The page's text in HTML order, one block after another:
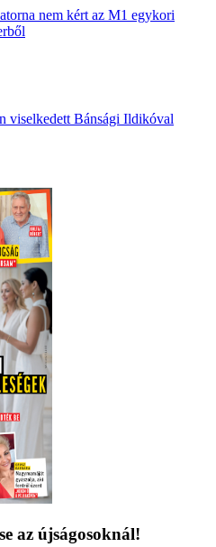
nem kért az M1 egykori
viselkedett Bánsági Ildikóval
az újságosoknál!